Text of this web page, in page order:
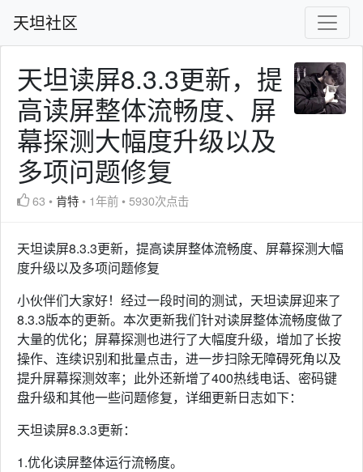
天坦社区
天坦读屏8.3.3更新，提
高读屏整体流畅度、屏
幕探测大幅度升级以及
多项问题修复
63 • 肯特 • 1年前 •5930次点击
天坦读屏8.3.3更新，提高读屏整体流畅度、屏幕探测大幅
度升级以及多项问题修复
小伙伴们大家好！经过一段时间的测试，天坦读屏迎来了
8.3.3版本的更新。本次更新我们针对读屏整体流畅度做了
大量的优化；屏幕探测也进行了大幅度升级，增加了长按
操作、连续识别和批量点击，进一步扫除无障碍死角以及
提升屏幕探测效率；此外还新增了400热线电话、密码键
盘升级和其他一些问题修复，详细更新日志如下：
天坦读屏8.3.3更新：
1.优化读屏整体运行流畅度。